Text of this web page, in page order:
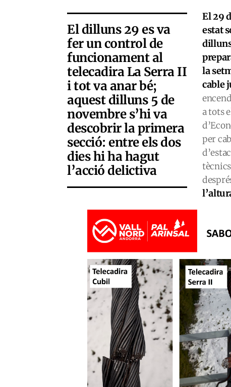
El dilluns 29 es va
fer un control de
funcionament al
telecadira La Serra II
i tot va anar bé;
aquest dilluns 5 de
novembre s’hi va
descobrir la primera
secció: entre els dos
dies hi ha hagut
l’acció delictiva
El 29
estat
la
cable
a tots
per